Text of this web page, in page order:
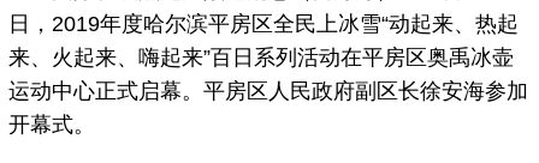
日，2019年度哈尔滨平房区全民上冰雪“动起来、热起
来、火起来、嗨起来”百日系列活动在平房区奥禹冰壶
运动中心正式启幕。平房区人民政府副区长徐安海参加
开幕式。